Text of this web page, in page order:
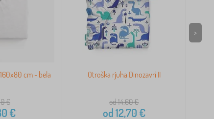
cm - bela
€
€
Otroška rjuha Dinozavri II
od 14,60€
od12,70€
>